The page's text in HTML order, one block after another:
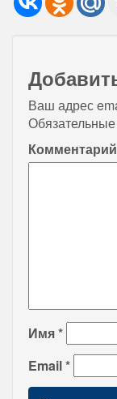
Ваш адрес
Комментарий
Имя*
Email*